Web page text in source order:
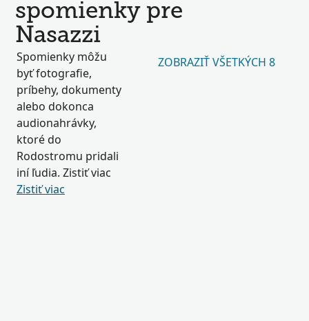
spomienky pre
Nasazzi
Spomienky môžu
byť fotografie,
príbehy, dokumenty
alebo dokonca
audionahrávky,
ktoré do
Rodostromu pridali
iní ľudia. Zistiť viac
Zistiť viac
ZOBRAZIŤ VŠETKÝCH 8